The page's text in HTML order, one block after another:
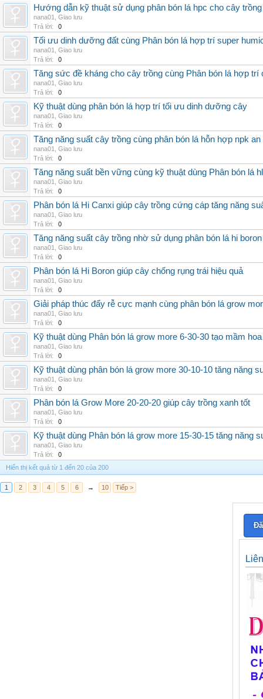
Hướng dẫn kỹ thuật sử dụng phân bón lá hpc cho cây trồng
nana01
Giao lưu
Trả lời:
0
Tối ưu dinh dưỡng đất cùng Phân bón lá hợp trí super
nana01
Giao lưu
Trả lời:
0
Tăng sức đề kháng cho cây trồng cùng Phân bón lá hợp trí
nana01
Giao lưu
Trả lời:
0
Kỹ thuật dùng phân bón lá hợp trí tối ưu dinh dưỡng cây
nana01
Giao lưu
Trả lời:
0
Tăng năng suất cây trồng cùng phân bón lá hỗn hợp npk an
nana01
Giao lưu
Trả lời:
0
Tăng năng suất bền vững cùng kỹ thuật dùng Phân bón lá
nana01
Giao lưu
Trả lời:
0
Phân bón lá Hi Canxi giúp cây trồng cứng cáp tăng năng
nana01
Giao lưu
Trả lời:
0
Tăng năng suất cây trồng nhờ sử dụng phân bón lá hi
nana01
Giao lưu
Trả lời:
0
Phân bón lá Hi Boron giúp cây chống rụng trái hiệu quả
nana01
Giao lưu
Trả lời:
0
Giải pháp thúc đẩy rễ cực mạnh cùng phân bón lá grow
nana01
Giao lưu
Trả lời:
0
Kỹ thuật dùng Phân bón lá grow more 6-30-30 tạo mầm hoa
nana01
Giao lưu
Trả lời:
0
Kỹ thuật dùng phân bón lá grow more 30-10-10 tăng năng
nana01
Giao lưu
Trả lời:
0
Phân bón lá Grow More 20-20-20 giúp cây trồng xanh tốt
nana01
Giao lưu
Trả lời:
0
Kỹ thuật dùng Phân bón lá grow more 15-30-15 tăng năng
nana01
Giao lưu
Trả lời:
0
Hiển thị kết quả từ 1 đến 20 của 200
1 2 3 4 5 6 → 10 Tiếp >